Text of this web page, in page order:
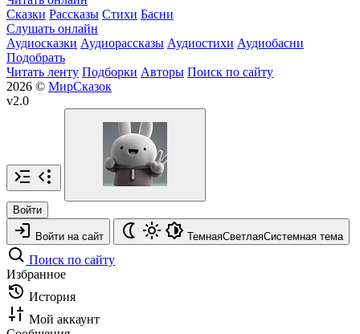
Сказки Рассказы Стихи Басни
Слушать онлайн
Аудиосказки Аудиорассказы Аудиостихи Аудиобасни
Подобрать
Читать ленту Подборки Авторы Поиск по сайту
2026 © МирСказок
v2.0
Войти
Войти на сайт ТемнаяСветлаяСистемная тема
Поиск по сайту
Избранное
История
Мой аккаунт